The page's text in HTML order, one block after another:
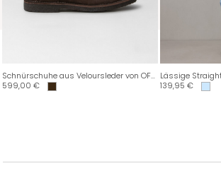
Schnürschuhe aus Veloursleder von OFFICINE CREATIVE
599,00 €
139,95 €